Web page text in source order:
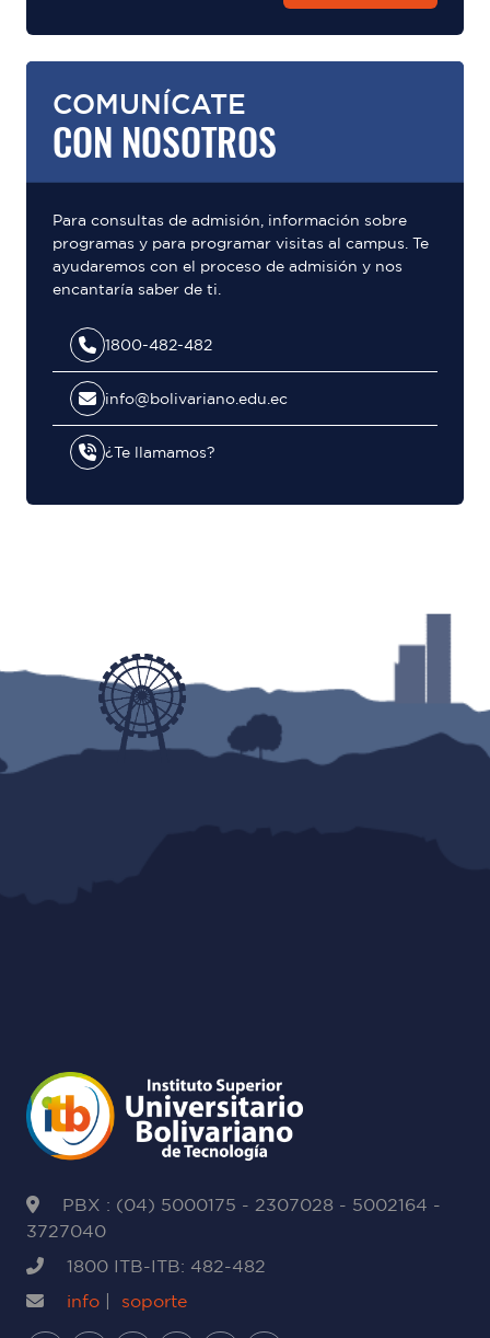
COMUNÍCATE
CON NOSOTROS
Para consultas de admisión, información sobre
programas y para programar visitas al campus. Te
ayudaremos con el proceso de admisión y nos
encantaría saber de ti.
1800-482-482
info@bolivariano.edu.ec
¿Te llamamos?
PBX : (04) 5000175 - 2307028 - 5002164 -
3727040
1800 ITB-ITB: 482-482
info
soporte